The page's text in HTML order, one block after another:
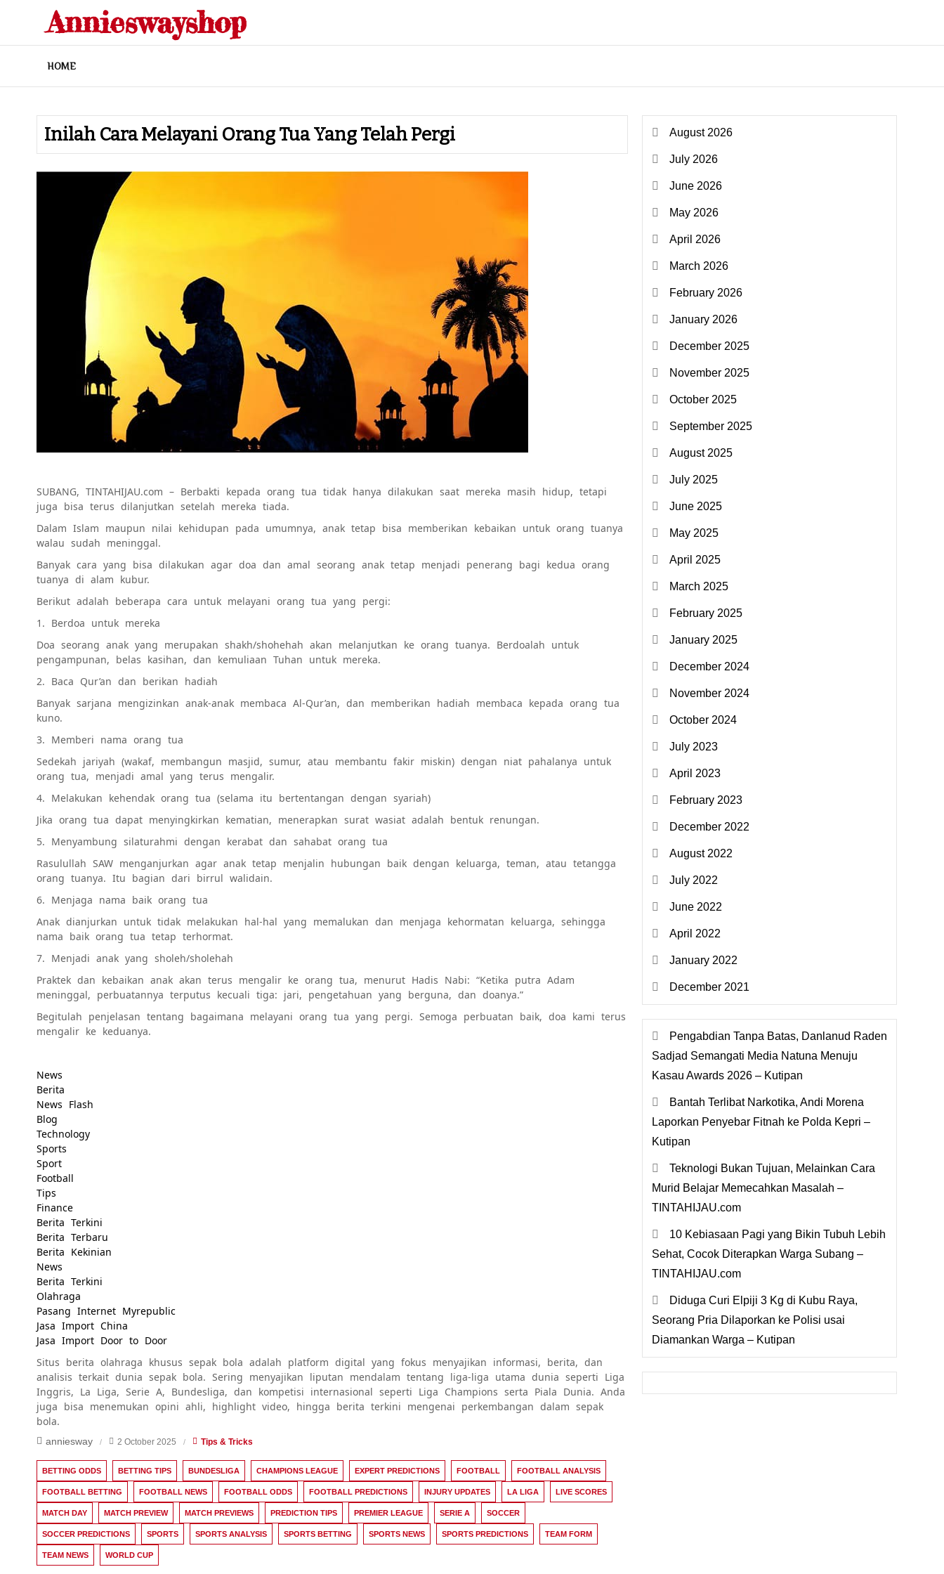
content
Annieswayshop
HOME
Inilah Cara Melayani Orang Tua Yang Telah Pergi
SUBANG, TINTAHIJAU.com – Berbakti kepada orang tua tidak hanya dilakukan saat mereka masih hidup, tetapi
juga bisa terus dilanjutkan setelah mereka tiada.
Dalam Islam maupun nilai kehidupan pada umumnya, anak tetap bisa memberikan kebaikan untuk orang tuanya
walau sudah meninggal.
Banyak cara yang bisa dilakukan agar doa dan amal seorang anak tetap menjadi penerang bagi kedua orang
tuanya di alam kubur.
Berikut adalah beberapa cara untuk melayani orang tua yang pergi:
1. Berdoa untuk mereka
Doa seorang anak yang merupakan shakh/shohehah akan melanjutkan ke orang tuanya. Berdoalah untuk
pengampunan, belas kasihan, dan kemuliaan Tuhan untuk mereka.
2. Baca Qur’an dan berikan hadiah
Banyak sarjana mengizinkan anak-anak membaca Al-Qur’an, dan memberikan hadiah membaca kepada orang tua
kuno.
3. Memberi nama orang tua
Sedekah jariyah (wakaf, membangun masjid, sumur, atau membantu fakir miskin) dengan niat pahalanya untuk
orang tua, menjadi amal yang terus mengalir.
4. Melakukan kehendak orang tua (selama itu bertentangan dengan syariah)
Jika orang tua dapat menyingkirkan kematian, menerapkan surat wasiat adalah bentuk renungan.
5. Menyambung silaturahmi dengan kerabat dan sahabat orang tua
Rasulullah SAW menganjurkan agar anak tetap menjalin hubungan baik dengan keluarga, teman, atau tetangga
orang tuanya. Itu bagian dari birrul walidain.
6. Menjaga nama baik orang tua
Anak dianjurkan untuk tidak melakukan hal-hal yang memalukan dan menjaga kehormatan keluarga, sehingga
nama baik orang tua tetap terhormat.
7. Menjadi anak yang sholeh/sholehah
Praktek dan kebaikan anak akan terus mengalir ke orang tua, menurut Hadis Nabi: “Ketika putra Adam
meninggal, perbuatannya terputus kecuali tiga: jari, pengetahuan yang berguna, dan doanya.”
Begitulah penjelasan tentang bagaimana melayani orang tua yang pergi. Semoga perbuatan baik, doa kami terus
mengalir ke keduanya.
News
Berita
News Flash
Blog
Technology
Sports
Sport
Football
Tips
Finance
Berita Terkini
Berita Terbaru
Berita Kekinian
News
Berita Terkini
Olahraga
Pasang Internet Myrepublic
Jasa Import China
Jasa Import Door to Door
Situs berita olahraga khusus sepak bola adalah platform digital yang fokus menyajikan informasi, berita, dan
analisis terkait dunia sepak bola. Sering menyajikan liputan mendalam tentang liga-liga utama dunia seperti Liga
Inggris, La Liga, Serie A, Bundesliga, dan kompetisi internasional seperti Liga Champions serta Piala Dunia. Anda
juga bisa menemukan opini ahli, highlight video, hingga berita terkini mengenai perkembangan dalam sepak
bola.
anniesway 2 October 2025 Tips & Tricks
BETTING ODDS BETTING TIPS BUNDESLIGA CHAMPIONS LEAGUE EXPERT PREDICTIONS FOOTBALL FOOTBALL ANALYSIS
FOOTBALL BETTING FOOTBALL NEWS FOOTBALL ODDS FOOTBALL PREDICTIONS INJURY UPDATES LA LIGA LIVE SCORES
MATCH DAY MATCH PREVIEW MATCH PREVIEWS PREDICTION TIPS PREMIER LEAGUE SERIE A SOCCER
SOCCER PREDICTIONS SPORTS SPORTS ANALYSIS SPORTS BETTING SPORTS NEWS SPORTS PREDICTIONS TEAM FORM
TEAM NEWS WORLD CUP
August 2026
July 2026
June 2026
May 2026
April 2026
March 2026
February 2026
January 2026
December 2025
November 2025
October 2025
September 2025
August 2025
July 2025
June 2025
May 2025
April 2025
March 2025
February 2025
January 2025
December 2024
November 2024
October 2024
July 2023
April 2023
February 2023
December 2022
August 2022
July 2022
June 2022
April 2022
January 2022
December 2021
Pengabdian Tanpa Batas, Danlanud Raden
Sadjad Semangati Media Natuna Menuju
Kasau Awards 2026 – Kutipan
Bantah Terlibat Narkotika, Andi Morena
Laporkan Penyebar Fitnah ke Polda Kepri –
Kutipan
Teknologi Bukan Tujuan, Melainkan Cara
Murid Belajar Memecahkan Masalah –
TINTAHIJAU.com
10 Kebiasaan Pagi yang Bikin Tubuh Lebih
Sehat, Cocok Diterapkan Warga Subang –
TINTAHIJAU.com
Diduga Curi Elpiji 3 Kg di Kubu Raya,
Seorang Pria Dilaporkan ke Polisi usai
Diamankan Warga – Kutipan